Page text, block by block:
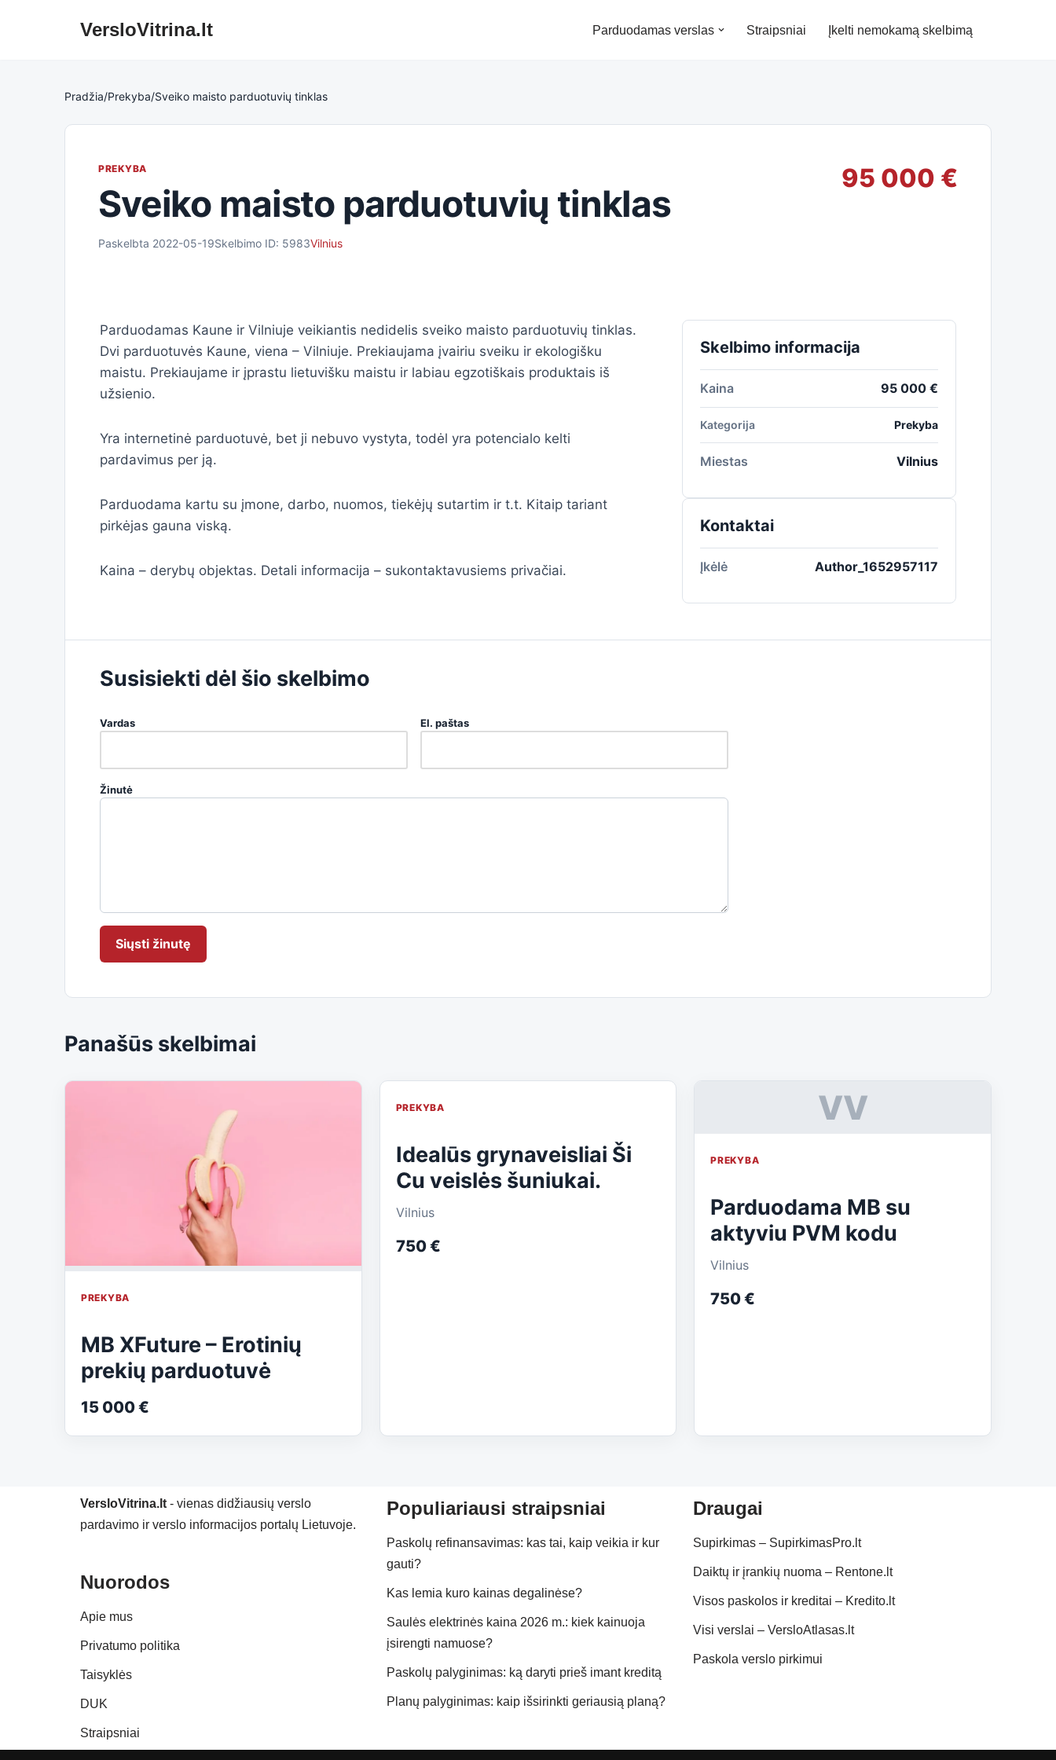
VersloVitrina.lt Parduodamas verslas Straipsniai Įkelti nemokamą skelbimą
Pradžia/Prekyba/Sveiko maisto parduotuvių tinklas
PREKYBA
Sveiko maisto parduotuvių tinklas
Paskelbta 2022-05-19Skelbimo ID: 5983Vilnius
95 000 €
Parduodamas Kaune ir Vilniuje veikiantis nedidelis sveiko maisto parduotuvių tinklas.
Dvi parduotuvės Kaune, viena – Vilniuje. Prekiaujama įvairiu sveiku ir ekologišku
maistu. Prekiaujame ir įprastu lietuvišku maistu ir labiau egzotiškais produktais iš
užsienio.
Yra internetinė parduotuvė, bet ji nebuvo vystyta, todėl yra potencialo kelti
pardavimus per ją.
Parduodama kartu su įmone, darbo, nuomos, tiekėjų sutartim ir t.t. Kitaip tariant
pirkėjas gauna viską.
Kaina – derybų objektas. Detali informacija – sukontaktavusiems privačiai.
Skelbimo informacija
Kaina 95 000 €
Kategorija Prekyba
Miestas Vilnius
Kontaktai
Įkėlė Author_1652957117
Susisiekti dėl šio skelbimo
Vardas El. paštas
Žinutė
Siųsti žinutę
Panašūs skelbimai
PREKYBA
MB XFuture – Erotinių
prekių parduotuvė
15 000 €
PREKYBA
Idealūs grynaveisliai Ši
Cu veislės šuniukai.
Vilnius
750 €
VV
PREKYBA
Parduodama MB su
aktyviu PVM kodu
Vilnius
750 €
VersloVitrina.lt - vienas didžiausių verslo
pardavimo ir verslo informacijos portalų Lietuvoje.
Nuorodos
Apie mus
Privatumo politika
Taisyklės
DUK
Straipsniai
Populiariausi straipsniai
Paskolų refinansavimas: kas tai, kaip veikia ir kur
gauti?
Kas lemia kuro kainas degalinėse?
Saulės elektrinės kaina 2026 m.: kiek kainuoja
įsirengti namuose?
Paskolų palyginimas: ką daryti prieš imant kreditą
Planų palyginimas: kaip išsirinkti geriausią planą?
Draugai
Supirkimas – SupirkimasPro.lt
Daiktų ir įrankių nuoma – Rentone.lt
Visos paskolos ir kreditai – Kredito.lt
Visi verslai – VersloAtlasas.lt
Paskola verslo pirkimui